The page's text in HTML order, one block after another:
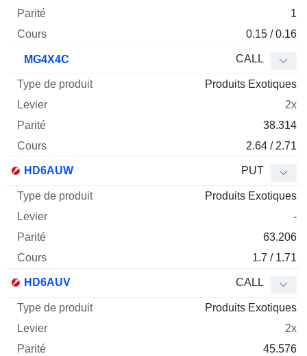
1
0.15 / 0.16
MG4X4C CALL
Produits Exotiques
2x
38.314
2.64 / 2.71
HD6AUW PUT
Produits Exotiques
-
63.206
1.7 / 1.71
HD6AUV CALL
Produits Exotiques
2x
45.576